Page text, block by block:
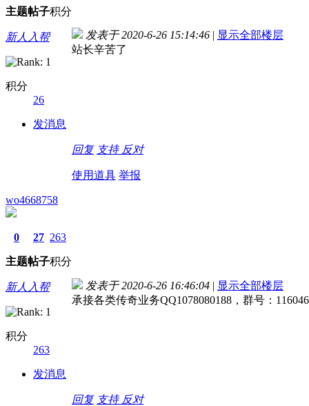
主题帖子积分
新人入帮
积分
26
发消息
发表于 2020-6-26 15:14:46 | 显示全部楼层
站长辛苦了
回复 支持 反对
使用道具 举报
wo4668758
0
主题
27
帖子
263
积分
新人入帮
积分
263
发消息
发表于 2020-6-26 16:46:04 | 显示全部楼层
承接各类传奇业务QQ1078080188，群号：
回复 支持 反对